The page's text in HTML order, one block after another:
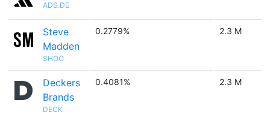
ADS.DE
Steve
Madden
SHOO
0.2779% 2.3 M
Deckers
Brands
DECK
0.4081% 2.3 M